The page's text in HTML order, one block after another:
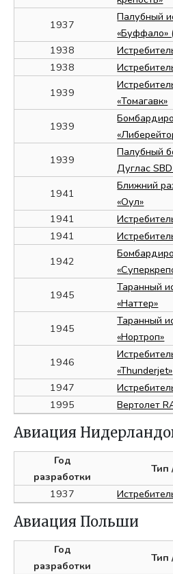
1937
Палубный
«Буффало»
1938
1938
1939
«Томагавк»
1939
1939
Палубный
Дуглас
1941
Ближний
«Оул»
1941
1941
1942
1945
Таранный
«Наттер»
1945
Таранный
«Нортроп»
1946
«Thunderjet»
1947
1995
Вертолет
Авиация
Год
разработки
Тип
1937
Авиация Польши
Год
разработки
Тип